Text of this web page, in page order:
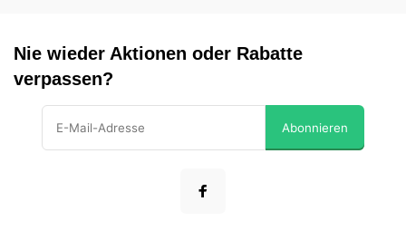
Nie wieder Aktionen oder Rabatte
verpassen?
Abonnieren